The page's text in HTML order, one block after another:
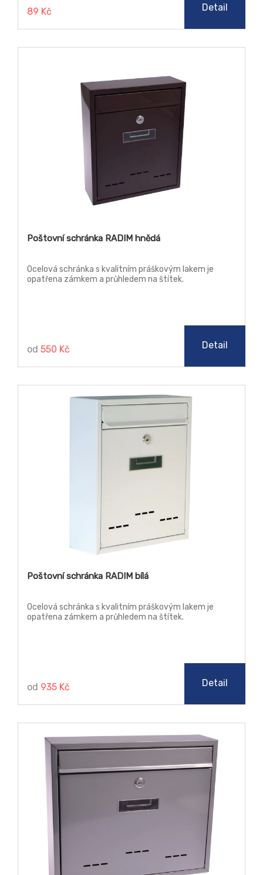
89 Kč Detail
Poštovní schránka RADIM hnědá
Ocelová schránka s kvalitním práškovým lakem je
opatřena zámkem a průhledem na štítek.
od 550 Kč Detail
Poštovní schránka RADIM bílá
Ocelová schránka s kvalitním práškovým lakem je
opatřena zámkem a průhledem na štítek.
od 935 Kč Detail